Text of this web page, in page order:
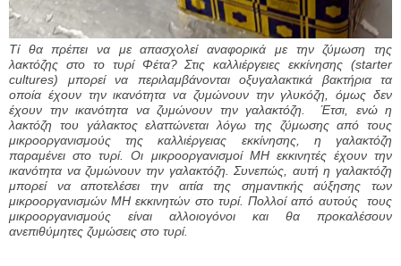
Τί θα πρέπει να με απασχολεί αναφορικά με την ζύμωση της
λακτόζης στο το τυρί Φέτα? Στις καλλιέργειες εκκίνησης (starter
cultures) μπορεί να περιλαμβάνονται οξυγαλακτικά βακτήρια τα
οποία έχουν την ικανότητα να ζυμώνουν την γλυκόζη, όμως δεν
έχουν την ικανότητα να ζυμώνουν την γαλακτόζη. Έτσι, ενώ η
λακτόζη του γάλακτος ελαττώνεται λόγω της ζύμωσης από τους
μικροοργανισμούς της καλλιέργειας εκκίνησης, η γαλακτόζη
παραμένει στο τυρί. Οι μικροοργανισμοί ΜΗ εκκινητές έχουν την
ικανότητα να ζυμώνουν την γαλακτόζη. Συνεπώς, αυτή η γαλακτόζη
μπορεί να αποτελέσει την αιτία της σημαντικής αύξησης των
μικροοργανισμών ΜΗ εκκινητών στο τυρί. Πολλοί από αυτούς τους
μικροοργανισμούς είναι αλλοιογόνοι και θα προκαλέσουν
ανεπιθύμητες ζυμώσεις στο τυρί.